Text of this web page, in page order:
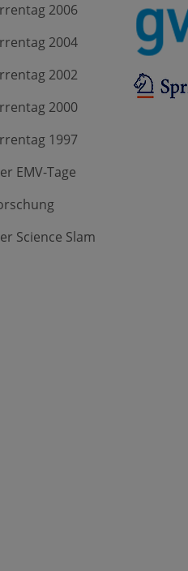
2006
2004
2002
2000
1997
EMV-Tage
Science Slam